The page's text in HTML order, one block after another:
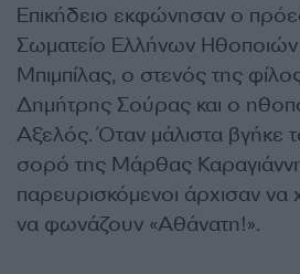
Επικήδειο εκφώνησαν ο
Σωματείο Ελλήνων
Μπιμπίλας, ο στενός της
Δημήτρης Σούρας και ο
Αξελός. Όταν μάλιστα βγήκε
σορό της Μάρθας
παρευρισκόμενοι άρχισαν να
να φωνάζουν «Αθάνατη!».